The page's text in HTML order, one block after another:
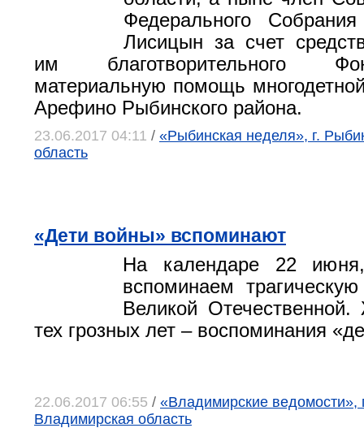
Федерального
Лисицын за счет
им благотворительного
материальную помощь
Арефино Рыбинского района.
23.06.2017 04:11 / «Рыбинская неделя», г.
область
«Дети войны» вспоминают
На календаре 22
вспоминаем
Великой
тех грозных лет – воспоминания
22.06.2017 06:55 / «Владимирские ведомости»,
Владимирская область